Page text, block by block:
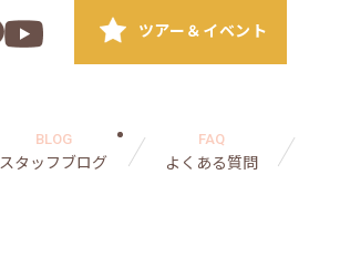
スタッフブログ
BLOG
よくある質問
FAQ
ツアー＆イベント